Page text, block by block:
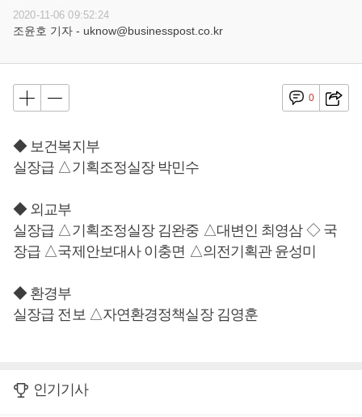
2020-11-06 09:52:24
조윤호 기자 - uknow@businesspost.co.kr
0
◆ 보건복지부
실장급 △기획조정실장 박민수
◆ 외교부
실장급 △기획조정실장 김완중 △대변인 최영삼 ◇ 국
장급 △국제안보대사 이충면 △의전기획관 윤성미
◆ 환경부
실장급 전보 △자연환경정책실장 김영훈
인기기사